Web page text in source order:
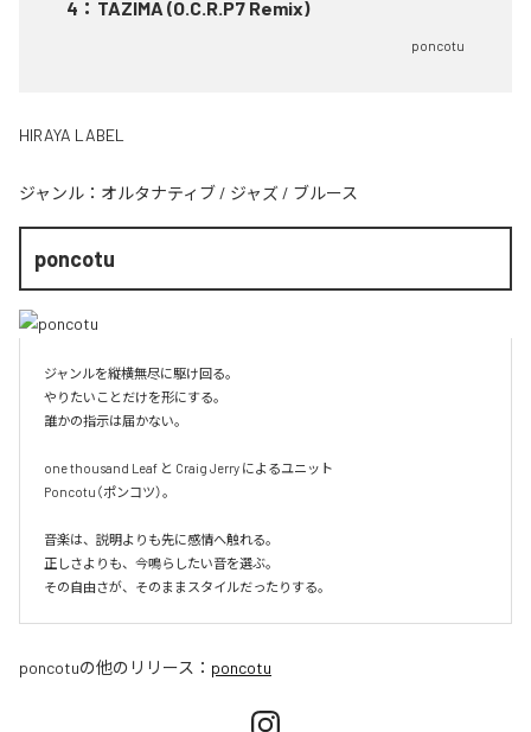
4 ： TAZIMA (O.C.R.P7 Remix)
poncotu
HIRAYA LABEL
ジャンル： オルタナティブ / ジャズ / ブルース
poncotu
ジャンルを縦横無尽に駆け回る。
やりたいことだけを形にする。
誰かの指示は届かない。
one thousand Leaf と Craig Jerry によるユニット
Poncotu（ポンコツ）。
音楽は、説明よりも先に感情へ触れる。
正しさよりも、今鳴らしたい音を選ぶ。
その自由さが、そのままスタイルだったりする。
poncotuの他のリリース： poncotu